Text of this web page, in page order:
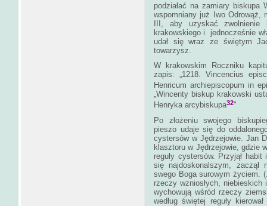
podziałać na zamiary biskupa
wspomniany już Iwo Odrowąż,
III, aby uzyskać zwolnienie
krakowskiego i jednocześnie
udał się wraz ze świętym
towarzysz.
W krakowskim Roczniku
zapis: „1218. Vincencius
Henricum archiepiscopum in
„Wincenty biskup krakowski
Henryka arcybiskupa32"
Po złożeniu swojego
pieszo udaje się do
cystersów w Jędrzejowie. Jan
klasztoru w Jędrzejowie, gdzie
reguły cystersów. Przyjął
się najdoskonalszym, zaczął
swego Boga surowym życiem.
rzeczy wzniosłych,
wychowują wśród rzeczy
według świętej reguły